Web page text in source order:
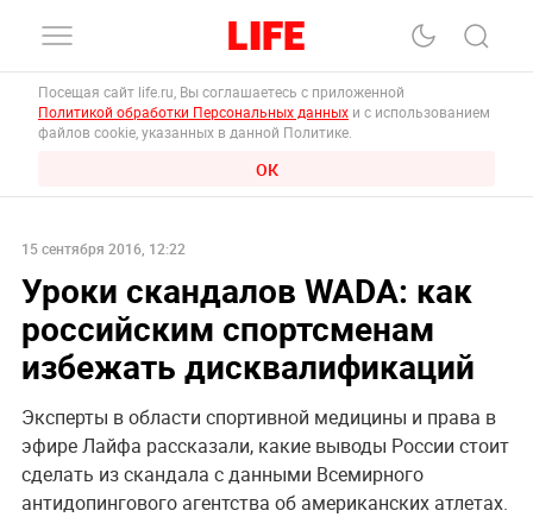
Посещая сайт life.ru, Вы соглашаетесь с приложенной
Политикой обработки Персональных данных и с использованием
файлов cookie, указанных в данной Политике.
ОК
15 сентября 2016, 12:22
Уроки скандалов WADA: как
российским спортсменам
избежать дисквалификаций
Эксперты в области спортивной медицины и права в
эфире Лайфа рассказали, какие выводы России стоит
сделать из скандала с данными Всемирного
антидопингового агентства об американских атлетах.